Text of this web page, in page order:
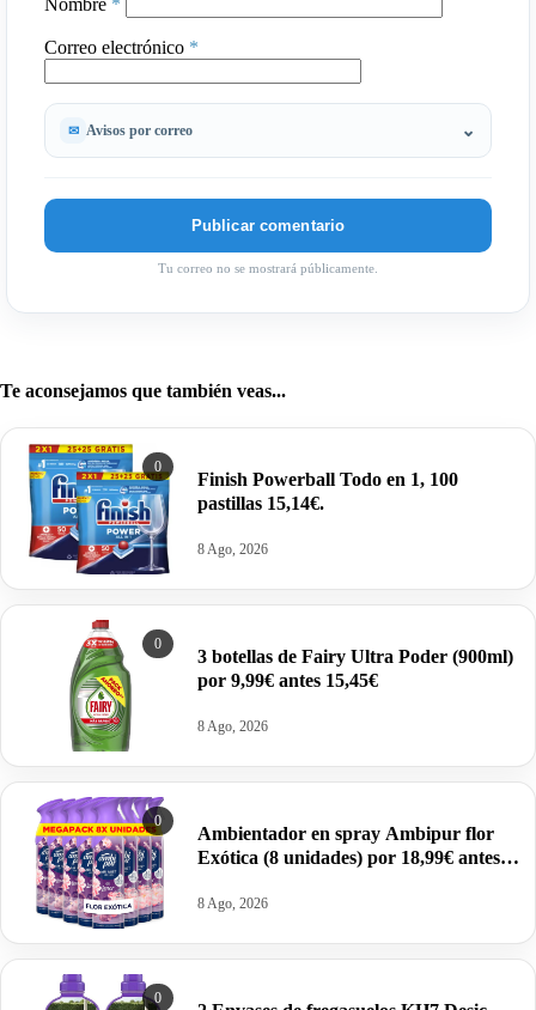
Nombre *
Correo electrónico *
Avisos por correo
Tu correo no se mostrará públicamente.
Te aconsejamos que también veas...
0
Finish Powerball Todo en 1, 100
pastillas 15,14€.
8 Ago, 2026
0
3 botellas de Fairy Ultra Poder (900ml)
por 9,99€ antes 15,45€
8 Ago, 2026
0
Ambientador en spray Ambipur flor
Exótica (8 unidades) por 18,99€ antes
8 Ago, 2026
0